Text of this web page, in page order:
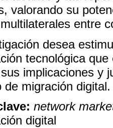
valorando su
entre
desea
tecnológica
implicaciones y
de migración digital.
network
digital